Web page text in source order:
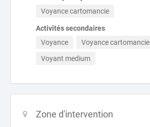
Voyance cartomancie
Activités secondaires
Voyance
Voyance cartomancie
Voyant medium
Zone d'intervention